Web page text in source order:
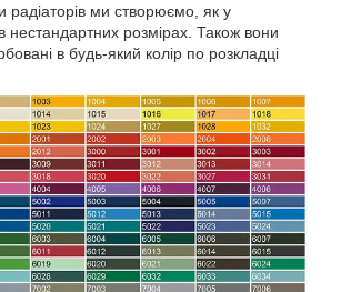
радіаторів ми створюємо, як у
нестандартних розмірах. Також вони
в будь-який колір по розкладці